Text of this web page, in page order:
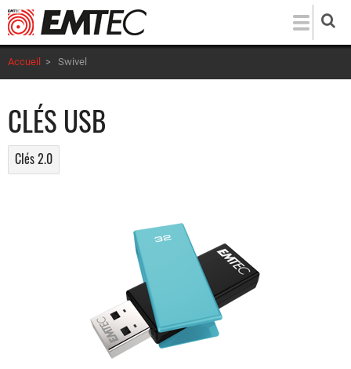
Aller
au
contenu
principal
Accueil > Swivel
CLÉS USB
Clés 2.0